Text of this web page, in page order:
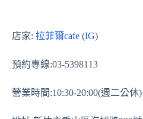
店家: 拉菲爾cafe (IG)
預約專線:03-5398113
營業時間:10:30-20:00(週二公休)